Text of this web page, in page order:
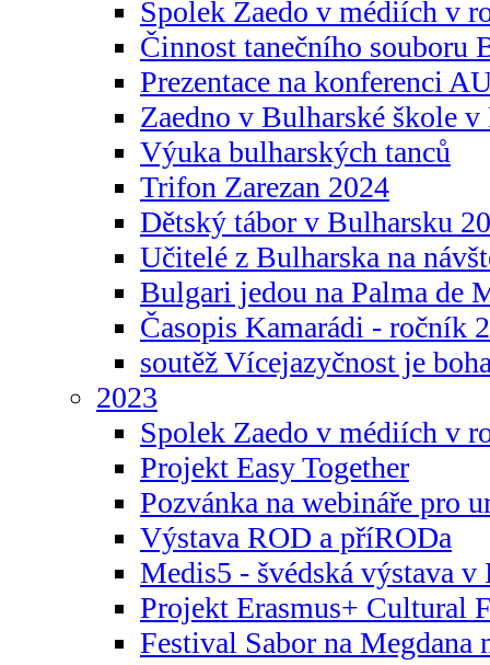
Spolek Zaedo v médiích v
Činnost tanečního souboru
Prezentace na konferenci
Zaedno v Bulharské škole v
Výuka bulharských tanců
Trifon Zarezan 2024
Dětský tábor v Bulharsku
Učitelé z Bulharska na
Bulgari jedou na Palma de
Časopis Kamarádi - ročník
soutěž Vícejazyčnost je
2023
Spolek Zaedo v médiích v
Projekt Easy Together
Pozvánka na webináře pro
Výstava ROD a příRODa
Medis5 - švédská výstava v
Projekt Erasmus+ Cultural
Festival Sabor na Megdana